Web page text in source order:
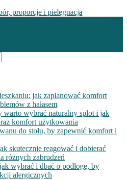
proporcje i pielęgnacja
jak zaplanować komfort
z hałasem
wybrać naturalny splot i jak
komfort użytkowania
do stołu, by zapewnić komfort i
skutecznie reagować i dobierać
różnych zabrudzeń
wybrać i dbać o podłogę, by
alergicznych